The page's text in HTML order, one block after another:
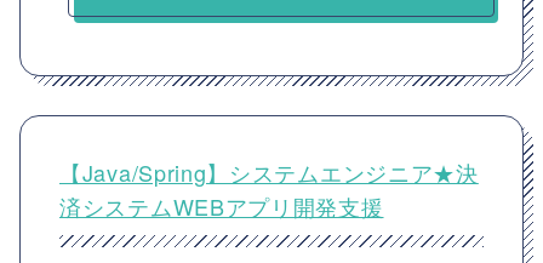
【Java/Spring】システムエンジニア★決
済システムWEBアプリ開発支援